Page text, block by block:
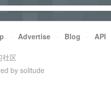
· Advertise · Blog · API
社区
by solitude